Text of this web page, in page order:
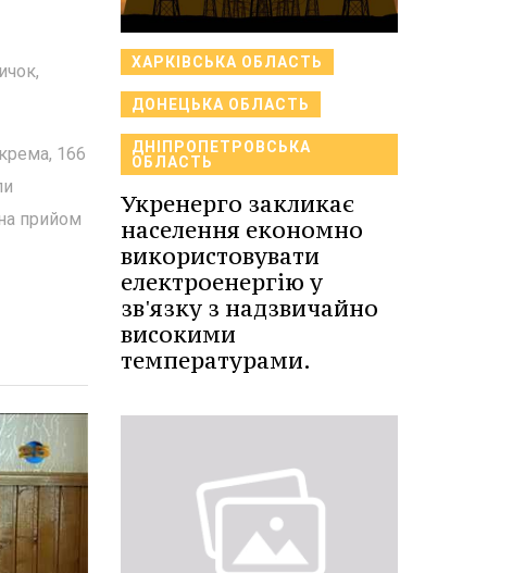
166
прийом
ХАРКІВСЬКА ОБЛАСТЬ
ДОНЕЦЬКА ОБЛАСТЬ
ДНІПРОПЕТРОВСЬКА
ОБЛАСТЬ
Укренерго закликає
населення економно
використовувати
електроенергію у
зв'язку з надзвичайно
високими
температурами.